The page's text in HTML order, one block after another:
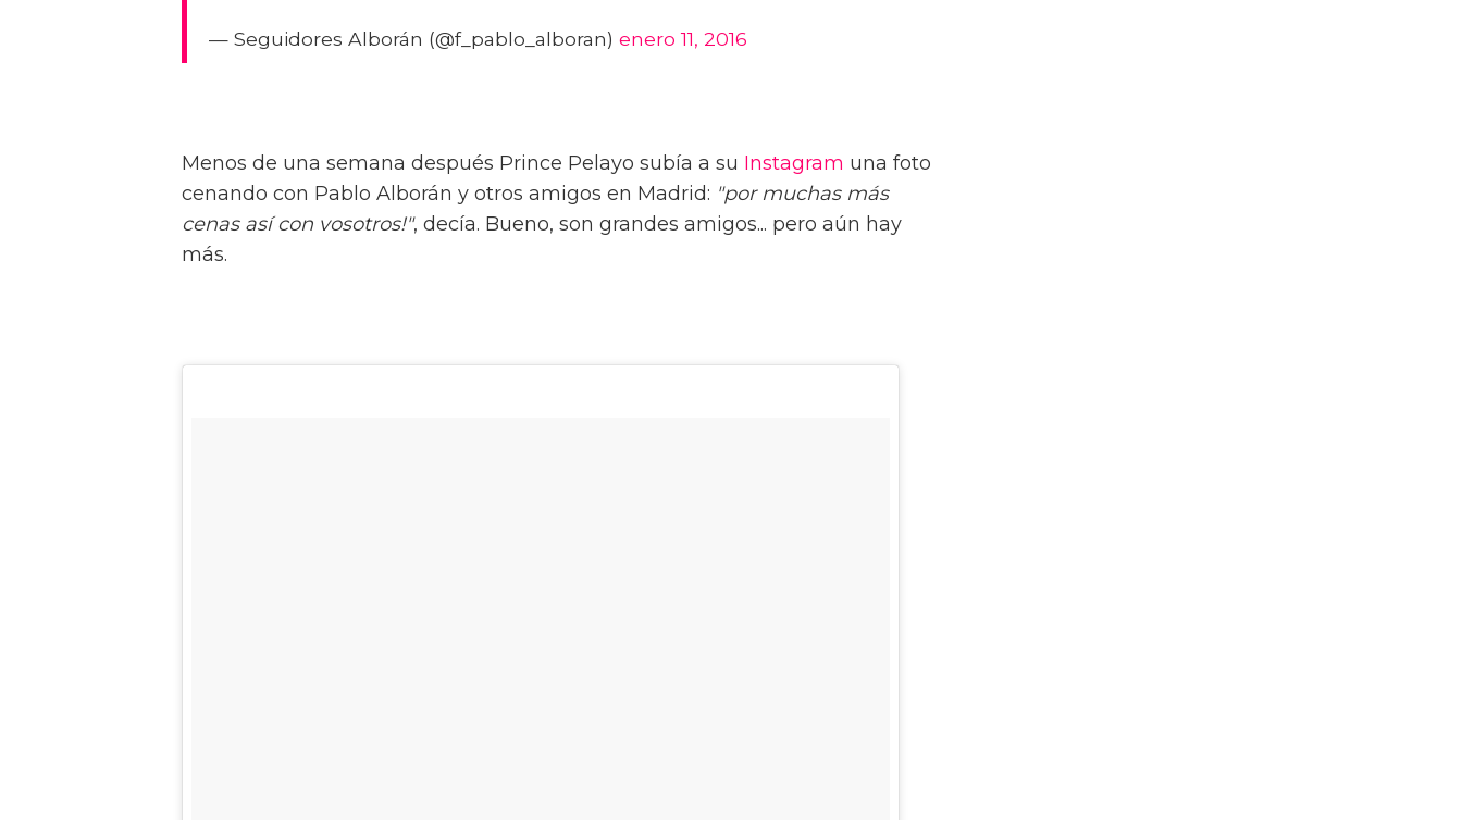
— Seguidores Alborán (@f_pablo_alboran) enero 11, 2016
Menos de una semana después Prince Pelayo subía a su Instagram una foto
cenando con Pablo Alborán y otros amigos en Madrid: "por muchas más
cenas así con vosotros!", decía. Bueno, son grandes amigos... pero aún hay
más.